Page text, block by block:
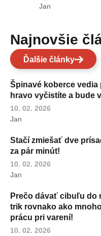
Jan
Najnovšie
Ďalšie články
Špinavé koberce
hravo vyčistíte a bude
10. 02. 2026
Jan
Stačí zmiešať dve
za pár minút!
10. 02. 2026
Jan
Prečo dávať cibuľu do
trik rovnako ako
prácu pri varení!
10. 02. 2026